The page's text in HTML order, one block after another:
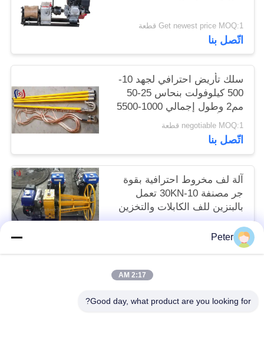
Get newest price MOQ:1 قطعة
اتّصل بنا
سلك تأريض احترافي لجهد 10-
500 كيلوفولت بنحاس 25-50
مم2 وطول إجمالي 1000-5500
مم للتأريض الكهربائي الآمن
negotiable MOQ:1 قطعة
اتّصل بنا
آلة لف مخروط احترافية بقوة
جر مصنفة 10-30KN تعمل
بالبنزين للف الكابلات والتخزين
بكفاءة
negotiable MOQ:1 قطعة
اتّصل بنا
Peter
2:17 AM
Good day, what product are you looking for?